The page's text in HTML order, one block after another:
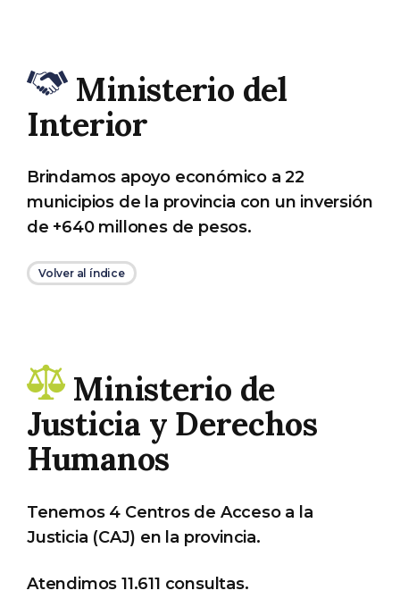
Ministerio del
Interior
Brindamos apoyo económico a 22
municipios de la provincia con un inversión
de +640 millones de pesos.
Volver al índice
Ministerio de
Justicia y Derechos
Humanos
Tenemos 4 Centros de Acceso a la
Justicia (CAJ) en la provincia.
Atendimos 11.611 consultas.